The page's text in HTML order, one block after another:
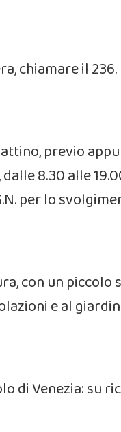
chiamare il 236.
previo
8.30 alle
per lo
con un piccolo
e al
di Venezia: su